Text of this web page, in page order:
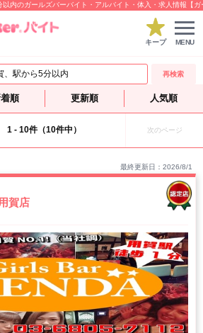
内のガールズバーバイト・アルバイト・体入・求人情報【
キープ MENU
、駅から5分以内 再検索
順 更新順 人気順
1 - 10件（10件中） 次のページ
最終更新日：2026/8/1
賀店